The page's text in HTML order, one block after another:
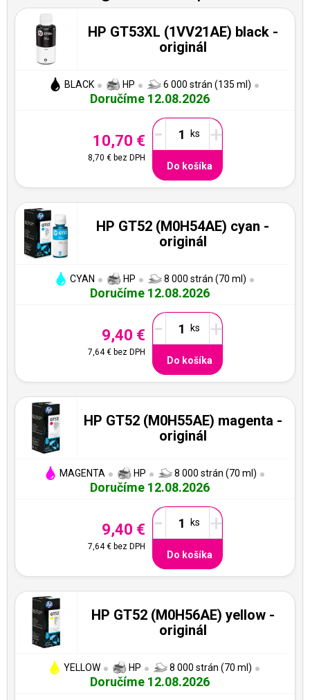
HP GT53XL (1VV21AE) black -
originál
BLACK HP 6 000 strán (135 ml)
Doručíme 12.08.2026
10,70 €
8,70 €bez DPH
- +
Do košíka
HP GT52 (M0H54AE) cyan -
originál
CYAN HP 8 000 strán (70 ml)
Doručíme 12.08.2026
9,40 €
7,64 €bez DPH
- +
Do košíka
HP GT52 (M0H55AE) magenta -
originál
MAGENTA HP 8 000 strán (70 ml)
Doručíme 12.08.2026
9,40 €
7,64 €bez DPH
- +
Do košíka
HP GT52 (M0H56AE) yellow -
originál
YELLOW HP 8 000 strán (70 ml)
Doručíme 12.08.2026